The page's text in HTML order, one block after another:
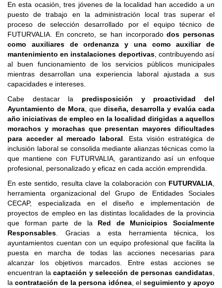
En esta ocasión, tres jóvenes de la localidad han accedido a un
puesto de trabajo en la administración local tras superar el
proceso de selección desarrollado por el equipo técnico de
FUTURVALIA. En concreto, se han incorporadodos personas
como auxiliares de ordenanza y una como auxiliar de
mantenimiento en instalaciones deportivas, contribuyendo así
al buen funcionamiento de los servicios públicos municipales
mientras desarrollan una experiencia laboral ajustada a sus
capacidades e intereses.
Cabe destacar la predisposición y proactividad del
Ayuntamiento de Mora, que diseña, desarrolla y evalúa cada
año iniciativas de empleo en la localidad dirigidas a aquellos
morachos y morachas que presentan mayores dificultades
para acceder al mercado laboral. Esta visión estratégica de
inclusión laboral se consolida mediante alianzas técnicas como la
que mantiene con FUTURVALIA, garantizando así un enfoque
profesional, personalizado y eficaz en cada acción emprendida.
En este sentido, resulta clave la colaboración con FUTURVALIA,
herramienta organizacional del Grupo de Entidades Sociales
CECAP, especializada en el diseño e implementación de
proyectos de empleo en las distintas localidades de la provincia
que forman parte de la Red de Municipios Socialmente
Responsables. Gracias a esta herramienta técnica, los
ayuntamientos cuentan con un equipo profesional que facilita la
puesta en marcha de todas las acciones necesarias para
alcanzar los objetivos marcados. Entre estas acciones se
encuentran lacaptación y selección de personas candidatas,
lacontratación de la persona idónea, el seguimiento y apoyo